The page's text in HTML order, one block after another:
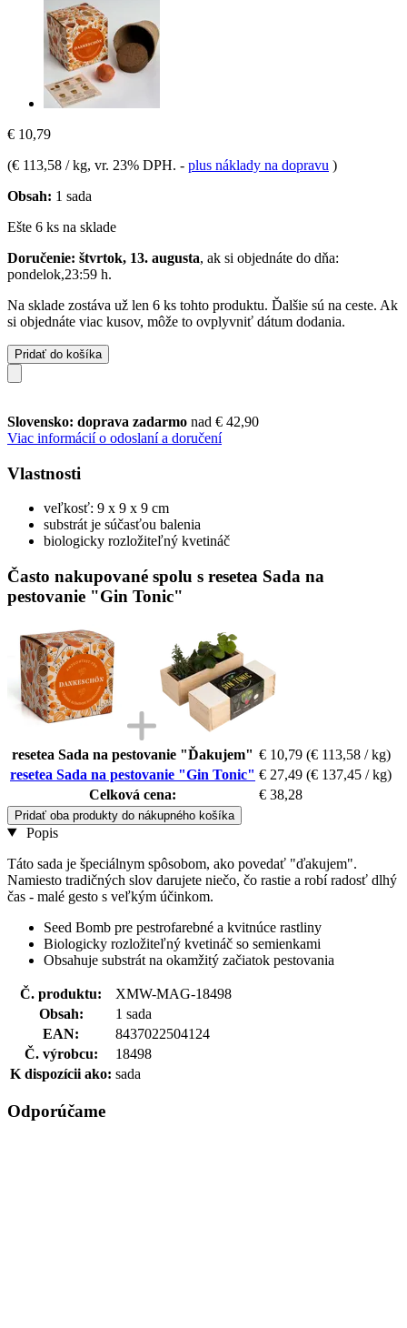
€ 10,79
(€ 113,58 / kg, vr. 23% DPH. - plus náklady na dopravu )
Obsah: 1 sada
Ešte 6 ks na sklade
Doručenie: štvrtok, 13. augusta, ak si objednáte do dňa:
pondelok,23:59 h.
Na sklade zostáva už len 6 ks tohto produktu. Ďalšie sú na ceste. Ak
si objednáte viac kusov, môže to ovplyvniť dátum dodania.
Pridať do košíka
Slovensko: doprava zadarmo nad € 42,90
Viac informácií o odoslaní a doručení
Vlastnosti
veľkosť: 9 x 9 x 9 cm
substrát je súčasťou balenia
biologicky rozložiteľný kvetináč
Často nakupované spolu s resetea Sada na
pestovanie "Gin Tonic"
resetea Sada na pestovanie "Ďakujem" € 10,79 (€ 113,58 / kg)
resetea Sada na pestovanie "Gin Tonic" € 27,49 (€ 137,45 / kg)
Celková cena:
€ 38,28
Pridať oba produkty do nákupného košíka
Popis
Táto sada je špeciálnym spôsobom, ako povedať "ďakujem".
Namiesto tradičných slov darujete niečo, čo rastie a robí radosť dlhý
čas - malé gesto s veľkým účinkom.
Seed Bomb pre pestrofarebné a kvitnúce rastliny
Biologicky rozložiteľný kvetináč so semienkami
Obsahuje substrát na okamžitý začiatok pestovania
Č. produktu:
XMW-MAG-18498
Obsah:
1 sada
EAN:
8437022504124
Č. výrobcu:
18498
K dispozícii ako: sada
Odporúčame